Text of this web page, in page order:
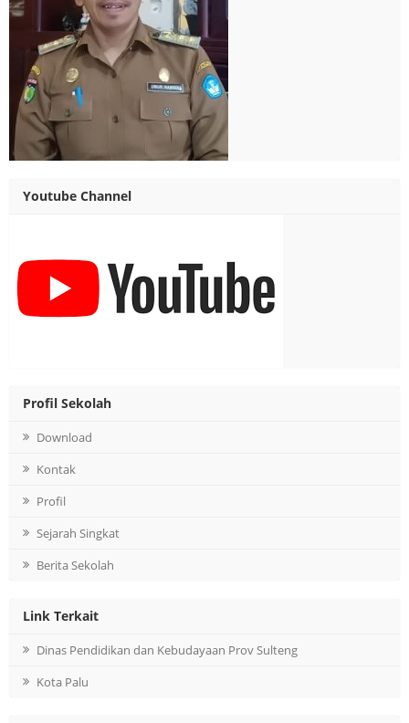
Youtube Channel
Profil Sekolah
Download
Kontak
Profil
Sejarah Singkat
Berita Sekolah
Link Terkait
Dinas Pendidikan dan Kebudayaan Prov Sulteng
Kota Palu